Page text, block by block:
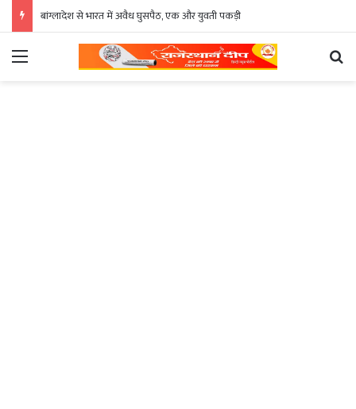
बांग्लादेश से भारत में अवैध घुसपैठ, एक और युवती पकड़ी
Menu